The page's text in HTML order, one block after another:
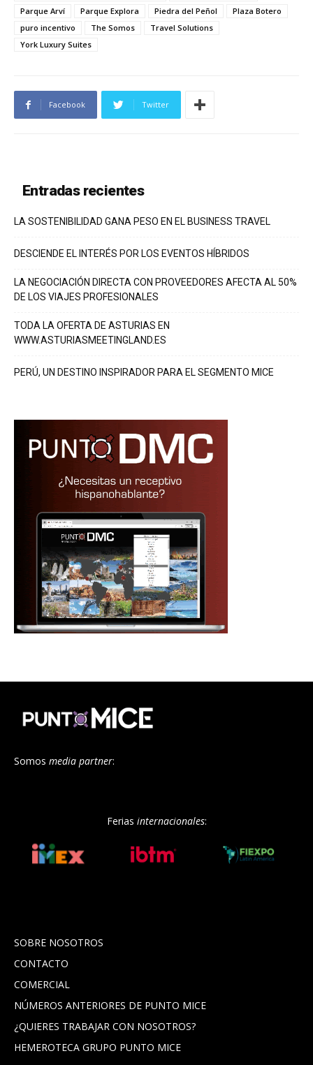
Parque Arví
Parque Explora Piedra del Peñol
Plaza Botero
puro incentivo
The Somos
Travel Solutions
York Luxury Suites
Facebook Twitter
Entradas recientes
LA SOSTENIBILIDAD GANA PESO EN EL BUSINESS TRAVEL
DESCIENDE EL INTERÉS POR LOS EVENTOS HÍBRIDOS
LA NEGOCIACIÓN DIRECTA CON PROVEEDORES AFECTA AL 50%
DE LOS VIAJES PROFESIONALES
TODA LA OFERTA DE ASTURIAS EN
WWW.ASTURIASMEETINGLAND.ES
PERÚ, UN DESTINO INSPIRADOR PARA EL SEGMENTO MICE
Somos media partner:
Ferias internacionales:
SOBRE NOSOTROS
CONTACTO
COMERCIAL
NÚMEROS ANTERIORES DE PUNTO MICE
¿QUIERES TRABAJAR CON NOSOTROS?
HEMEROTECA GRUPO PUNTO MICE